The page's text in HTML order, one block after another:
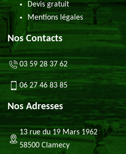
Devis gratuit
Mentions légales
Nos Contacts
03 59 28 37 62
06 27 46 83 85
Nos Adresses
13 rue du 19 Mars 1962
58500 Clamecy